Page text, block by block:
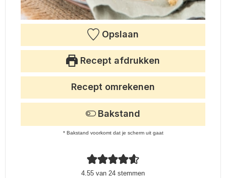
Opslaan
Recept afdrukken
4.55 van 24 stemmen
Recept omrekenen
Bakstand
* Bakstand voorkomt dat je scherm uit gaat